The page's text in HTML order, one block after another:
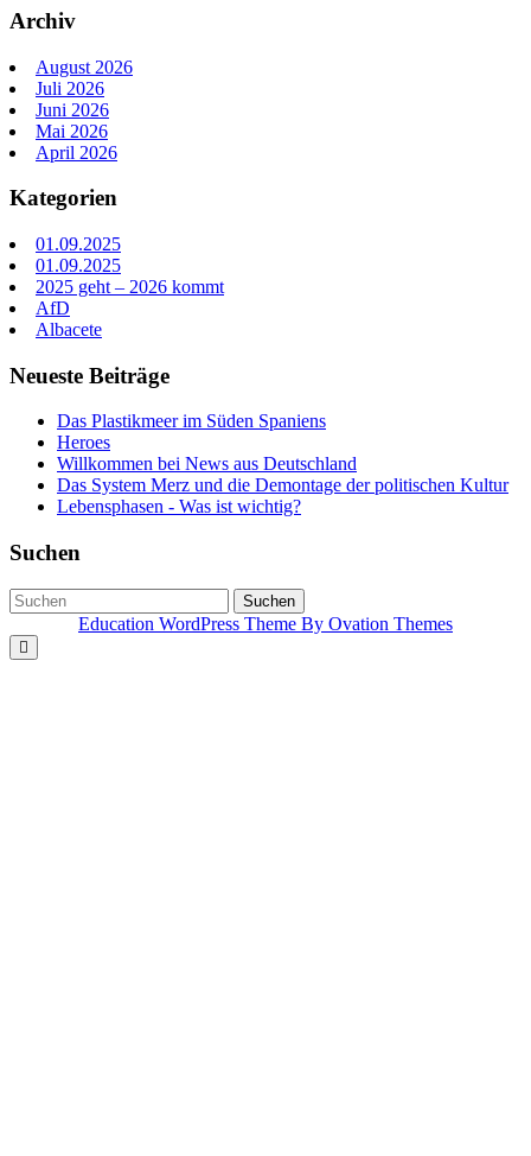
Archiv
August 2026
Juli 2026
Juni 2026
Mai 2026
April 2026
Kategorien
01.09.2025
01.09.2025
2025 geht – 2026 kommt
AfD
Albacete
Neueste Beiträge
Das Plastikmeer im Süden Spaniens
Heroes
Willkommen bei News aus Deutschland
Das System Merz und die Demontage der politischen Kultur
Lebensphasen - Was ist wichtig?
Suchen
Suchen
Education WordPress Theme By Ovation Themes